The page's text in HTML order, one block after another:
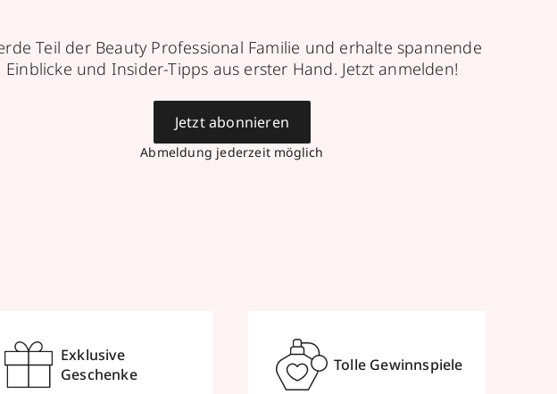
Teil der Beauty Professional Familie und erhalte spannende
Einblicke und Insider-Tipps aus erster Hand. Jetzt anmelden!
Abmeldung jederzeit möglich
Jetzt abonnieren
Exklusive
Geschenke
Tolle Gewinnspiele